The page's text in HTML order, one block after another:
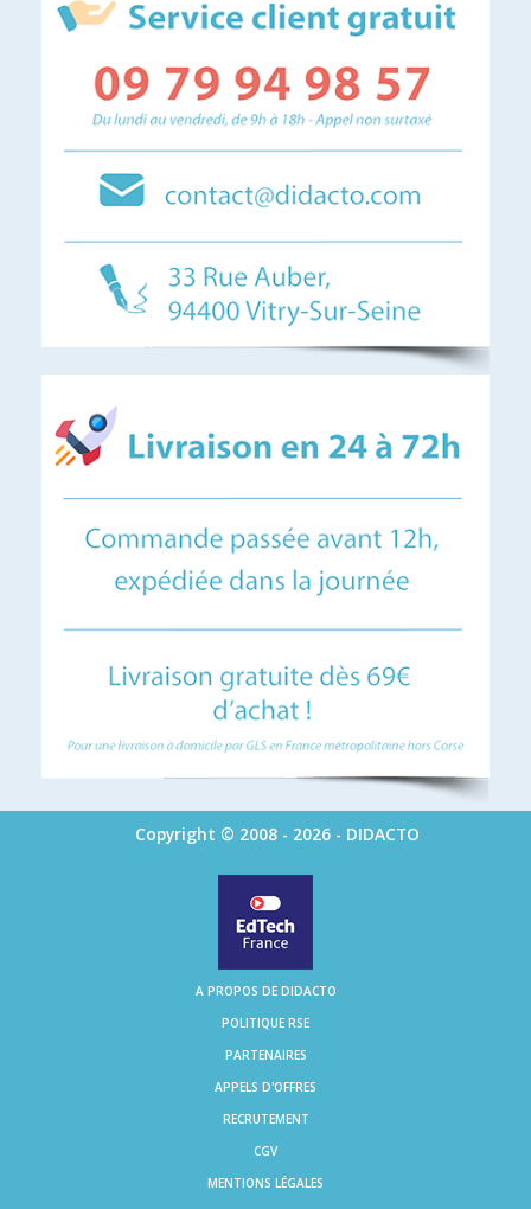
Copyright © 2008 - 2026 - DIDACTO
A PROPOS DE DIDACTO
POLITIQUE RSE
PARTENAIRES
APPELS D'OFFRES
RECRUTEMENT
CGV
MENTIONS LÉGALES